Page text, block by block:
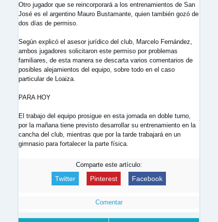
Otro jugador que se reincorporará a los entrenamientos de San
José es el argentino Mauro Bustamante, quien también gozó de
dos días de permiso.
Según explicó el asesor jurídico del club, Marcelo Fernández,
ambos jugadores solicitaron este permiso por problemas
familiares, de esta manera se descarta varios comentarios de
posibles alejamientos del equipo, sobre todo en el caso
particular de Loaiza.
PARA HOY
El trabajo del equipo prosigue en esta jornada en doble turno,
por la mañana tiene previsto desarrollar su entrenamiento en la
cancha del club, mientras que por la tarde trabajará en un
gimnasio para fortalecer la parte física.
Comparte este artículo:
Twitter Pinterest Facebook
Comentar